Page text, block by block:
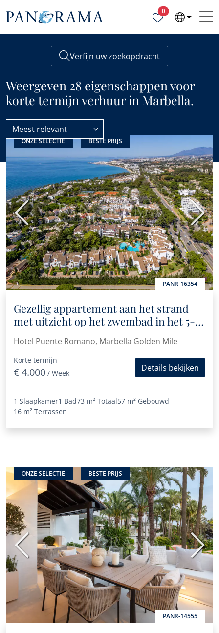
0Geselecteerde
Verfijn uw zoekopdracht
Weergeven 28 eigenschappen voor
korte termijn verhuur in Marbella.
Alle eigenschappen voor vakantieverhuur Marbella
Meest relevant
ONZE SELECTIE BESTE PRIJS
PANR-16354
Vorige
Gezellig appartement aan het strand
met uitzicht op het zwembad in het 5-
sterrenhotel Puente Romano
Hotel Puente Romano, Marbella Golden Mile
Korte termijn
€ 4.000 / Week
Details bekijken
1 Slaapkamer1 Bad73 m² Totaal57 m² Gebouwd
16 m² Terrassen
ONZE SELECTIE BESTE PRIJS
PANR-14555
Vorige